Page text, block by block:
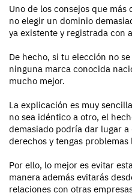
Uno de los consejos que
no elegir un dominio
ya existente y registrada con
De hecho, si tu elección no
ninguna marca conocida
mucho mejor.
La explicación es muy
no sea idéntico a otro, el
demasiado podría dar lugar
derechos y tengas problemas
Por ello, lo mejor es evitar
manera además evitarás
relaciones con otras